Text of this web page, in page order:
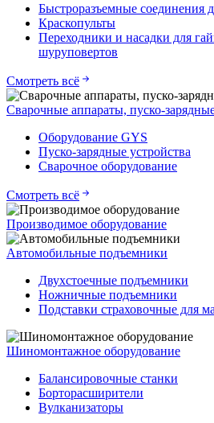
Быстроразъемные соединения
Краскопульты
Переходники и насадки для
шуруповертов
Смотреть всё
Сварочные аппараты, пуско-
Оборудование GYS
Пуско-зарядные устройства
Сварочное оборудование
Смотреть всё
Производимое оборудование
Автомобильные подъемники
Двухстоечные подъемники
Ножничные подъемники
Подставки страховочные для
Шиномонтажное оборудование
Балансировочные станки
Борторасширители
Вулканизаторы